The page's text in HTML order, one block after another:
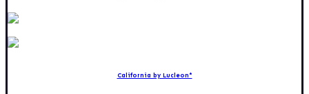
California by Lucleon*